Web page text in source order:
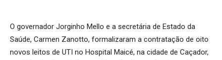
O governador Jorginho Mello e a secretária de Estado da
Saúde, Carmen Zanotto, formalizaram a contratação de oito
novos leitos de UTI no Hospital Maicé, na cidade de Caçador,